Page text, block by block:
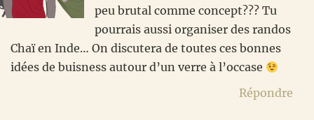
peu brutal comme concept??? Tu
pourrais aussi organiser des randos
Chaï en Inde… On discutera de toutes ces bonnes
idées de buisness autour d’un verre à l’occase
Répondre